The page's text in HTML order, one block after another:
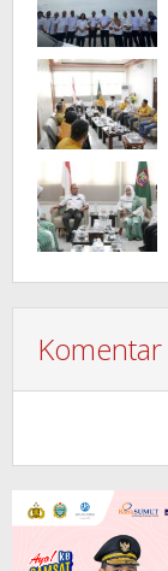
Komentar